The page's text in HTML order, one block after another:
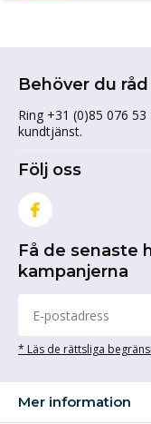
Behöver du
Ring +31 (0)85 076
kundtjänst.
Följ oss
Få de senaste
kampanjerna
* Läs de rättsliga
Mer information